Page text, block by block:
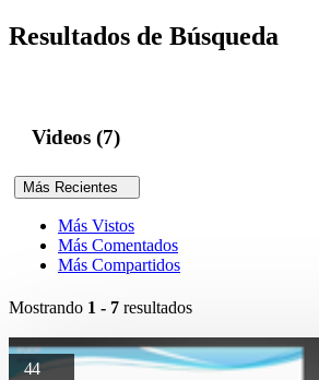
Resultados de Búsqueda
Videos (7)
Más Recientes
Más Vistos
Más Comentados
Más Compartidos
Mostrando 1 - 7 resultados
44